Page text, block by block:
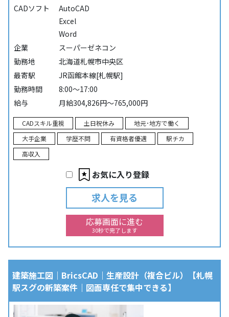
CADソフト
AutoCAD
Excel
Word
企業
スーパーゼネコン
勤務地
北海道札幌市中央区
最寄駅
JR函館本線[札幌駅]
勤務時間
8:00～17:00
給与
月給304,826円～765,000円
CADスキル重視 土日祝休み
地元･地方で働く
大手企業
学歴不問 有資格者優遇
駅チカ
高収入
お気に入り登録
求人を見る
応募画面に進む
30秒で完了します
建築施工図｜BricsCAD｜生産設計（複合ビル）【札幌
駅スグの新築案件｜図面専任で集中できる】